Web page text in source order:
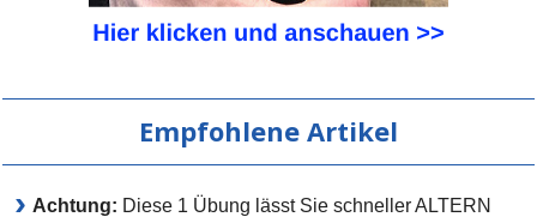
Empfohlene Artikel
Achtung: Diese 1 Übung lässt Sie schneller ALTERN